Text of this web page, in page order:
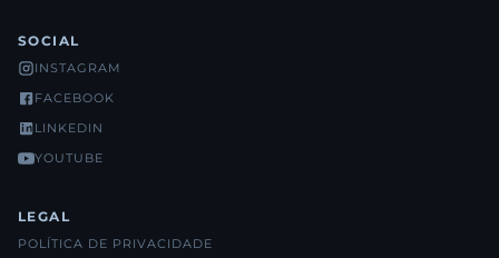
SOCIAL
INSTAGRAM
FACEBOOK
LINKEDIN
YOUTUBE
LEGAL
POLÍTICA DE PRIVACIDADE